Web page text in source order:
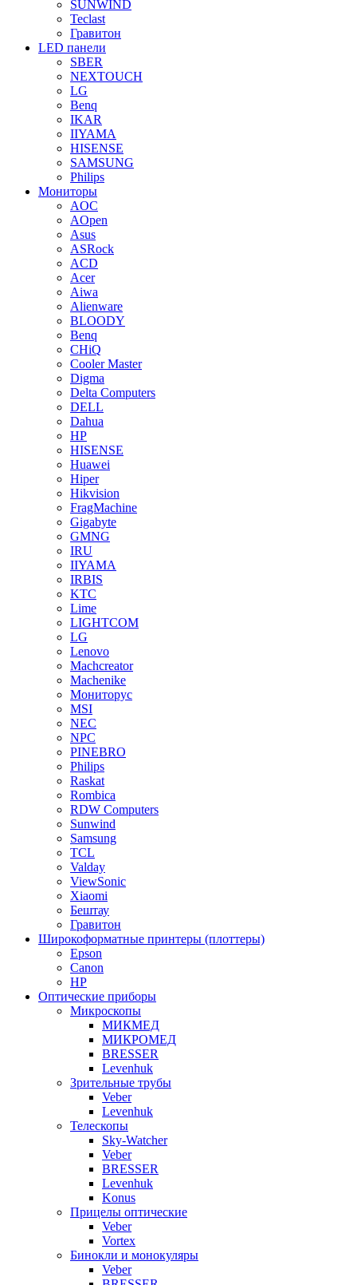
SUNWIND
Teclast
Гравитон
LED панели
SBER
NEXTOUCH
LG
Benq
IKAR
IIYAMA
HISENSE
SAMSUNG
Philips
Мониторы
AOC
AOpen
Asus
ASRock
ACD
Acer
Aiwa
Alienware
BLOODY
Benq
CHiQ
Cooler Master
Digma
Delta Computers
DELL
Dahua
HP
HISENSE
Huawei
Hiper
Hikvision
FragMachine
Gigabyte
GMNG
IRU
IIYAMA
IRBIS
KTC
Lime
LIGHTCOM
LG
Lenovo
Machcreator
Machenike
Мониторус
MSI
NEC
NPC
PINEBRO
Philips
Raskat
Rombica
RDW Computers
Sunwind
Samsung
TCL
Valday
ViewSonic
Xiaomi
Бештау
Гравитон
Широкоформатные принтеры (плоттеры)
Epson
Canon
HP
Оптические приборы
Микроскопы
МИКМЕД
МИКРОМЕД
BRESSER
Levenhuk
Зрительные трубы
Veber
Levenhuk
Телескопы
Sky-Watcher
Veber
BRESSER
Levenhuk
Konus
Прицелы оптические
Veber
Vortex
Бинокли и монокуляры
Veber